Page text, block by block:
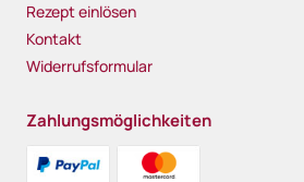
Rezept einlösen
Kontakt
Widerrufsformular
Zahlungsmöglichkeiten